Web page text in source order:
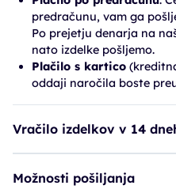
predračunu, vam ga
Po prejetju denarja na
nato izdelke pošljemo.
Plačilo s kartico
oddaji naročila boste
Vračilo izdelkov v 14
Možnosti pošiljanja